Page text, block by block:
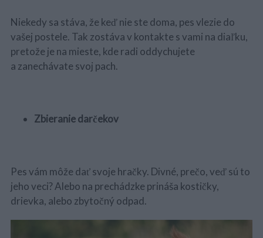
Niekedy sa stáva, že keď nie ste doma, pes vlezie do
vašej postele. Tak zostáva v kontakte s vami na diaľku,
pretože je na mieste, kde radi oddychujete
a zanechávate svoj pach.
Zbieranie darčekov
Pes vám môže dať svoje hračky. Divné, prečo, veď sú to
jeho veci? Alebo na prechádzke prináša kostičky,
drievka, alebo zbytočný odpad.